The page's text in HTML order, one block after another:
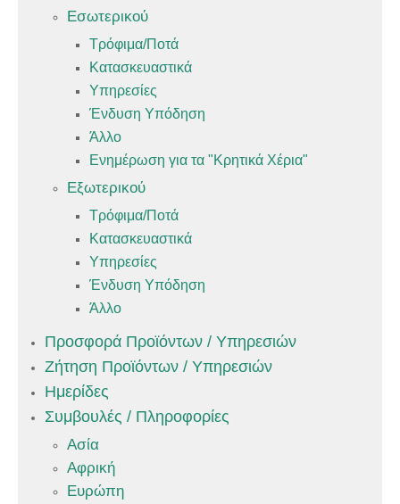
Εσωτερικού
Τρόφιμα/Ποτά
Κατασκευαστικά
Υπηρεσίες
Ένδυση Υπόδηση
Άλλο
Ενημέρωση για τα "Κρητικά Χέρια"
Εξωτερικού
Τρόφιμα/Ποτά
Κατασκευαστικά
Υπηρεσίες
Ένδυση Υπόδηση
Άλλο
Προσφορά Προϊόντων / Υπηρεσιών
Ζήτηση Προϊόντων / Υπηρεσιών
Ημερίδες
Συμβουλές / Πληροφορίες
Ασία
Αφρική
Ευρώπη